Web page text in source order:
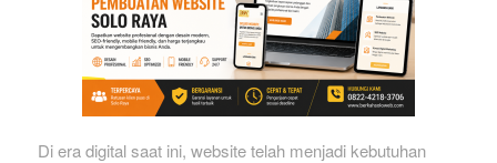
Di era digital saat ini, website telah menjadi kebutuhan